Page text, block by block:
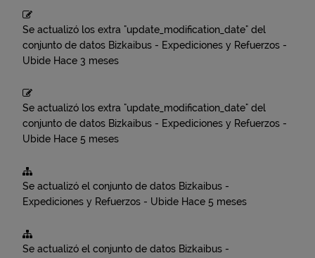
Se actualizó los extra "update_modification_date" del
conjunto de datos Bizkaibus - Expediciones y Refuerzos -
Ubide Hace 3 meses
Se actualizó los extra "update_modification_date" del
conjunto de datos Bizkaibus - Expediciones y Refuerzos -
Ubide Hace 5 meses
Se actualizó el conjunto de datos Bizkaibus -
Expediciones y Refuerzos - Ubide Hace 5 meses
Se actualizó el conjunto de datos Bizkaibus -